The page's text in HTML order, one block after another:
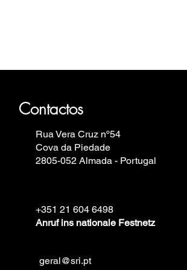
Contactos
Rua Vera Cruz nº54
Cova da Piedade
2805-052 Almada - Portugal
+351 21 604 6498
Anruf ins nationale Festnetz
geral@sri.pt